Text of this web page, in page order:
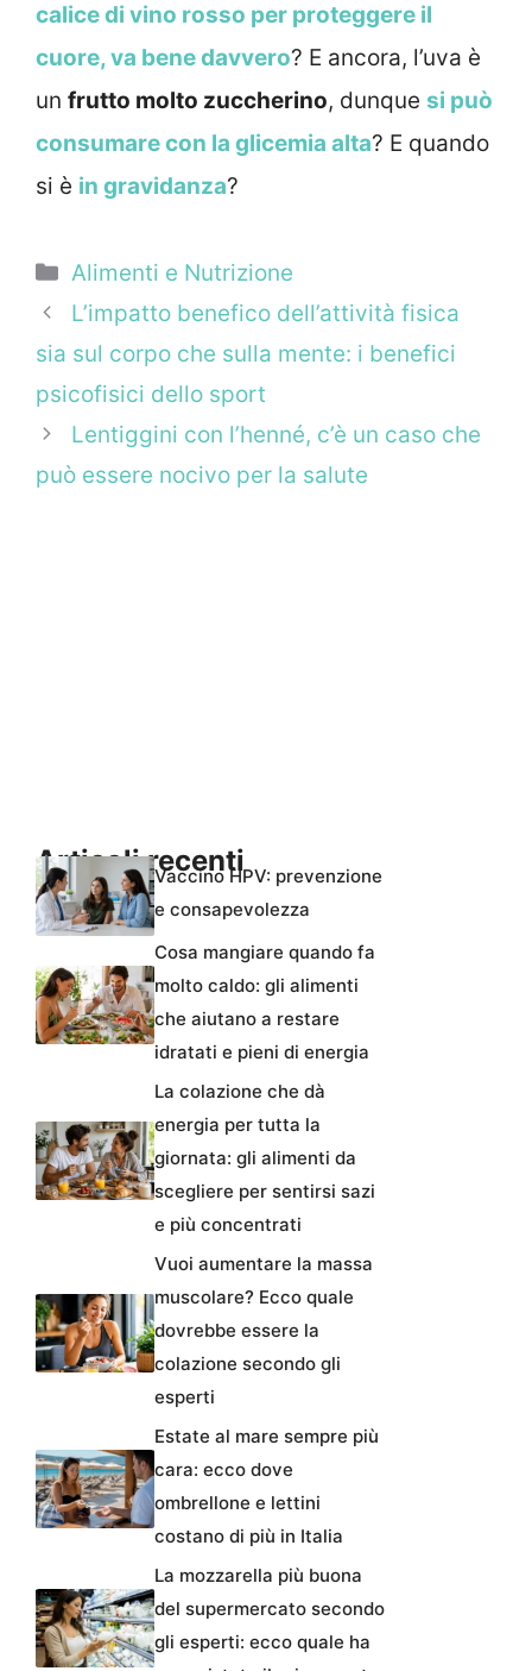
calice di vino rosso per proteggere il
cuore, va bene davvero? E ancora, l’uva è
un frutto molto zuccherino, dunque si può
consumare con la glicemia alta? E quando
si è in gravidanza?
Categorie
Alimenti e Nutrizione
L’impatto benefico dell’attività fisica
sia sul corpo che sulla mente: i benefici
psicofisici dello sport
Lentiggini con l’henné, c’è un caso che
può essere nocivo per la salute
Articoli recentiVaccino HPV: prevenzione
e consapevolezza
Cosa mangiare quando fa
molto caldo: gli alimenti
che aiutano a restare
idratati e pieni di energia
La colazione che dà
energia per tutta la
giornata: gli alimenti da
scegliere per sentirsi sazi
e più concentrati
Vuoi aumentare la massa
muscolare? Ecco quale
dovrebbe essere la
colazione secondo gli
esperti
Estate al mare sempre più
cara: ecco dove
ombrellone e lettini
costano di più in Italia
La mozzarella più buona
del supermercato secondo
gli esperti: ecco quale ha